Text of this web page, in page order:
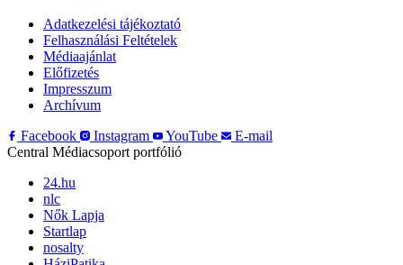
Adatkezelési tájékoztató
Felhasználási Feltételek
Médiaajánlat
Előfizetés
Impresszum
Archívum
Facebook
Instagram YouTube
E-mail
Central Médiacsoport portfólió
24.hu
nlc
Nők Lapja
Startlap
nosalty